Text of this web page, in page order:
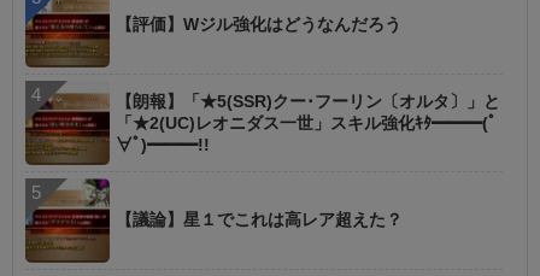
【評価】Wジル強化はどうなんだろう
【朗報】「★5(SSR)クー･フーリン〔オルタ〕」と
「★2(UC)レオニダス一世」スキル強化ｷﾀ━━━(ﾟ
∀ﾟ)━━━!!
【議論】星１でこれは高レア超えた？